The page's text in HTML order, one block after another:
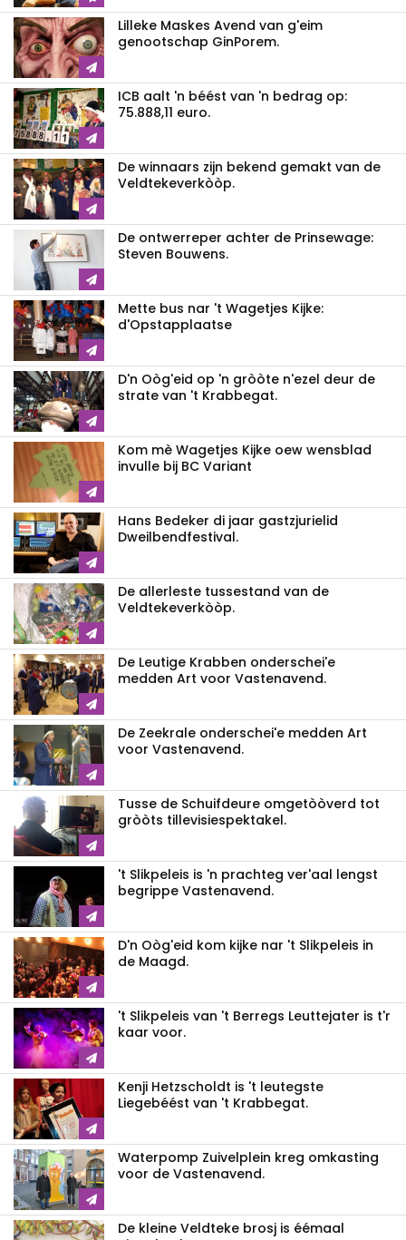
Lilleke Maskes Avend van g'eim
genootschap GinPorem.
ICB aalt 'n béést van 'n bedrag op:
75.888,11 euro.
De winnaars zijn bekend gemakt van de
Veldtekeverkòòp.
De ontwerreper achter de Prinsewage:
Steven Bouwens.
Mette bus nar 't Wagetjes Kijke:
d'Opstapplaatse
D'n Oòg'eid op 'n gròòte n'ezel deur de
strate van 't Krabbegat.
Kom mè Wagetjes Kijke oew wensblad
invulle bij BC Variant
Hans Bedeker di jaar gastzjurielid
Dweilbendfestival.
De allerleste tussestand van de
Veldtekeverkòòp.
De Leutige Krabben onderschei'e
medden Art voor Vastenavend.
De Zeekrale onderschei'e medden Art
voor Vastenavend.
Tusse de Schuifdeure omgetòòverd tot
gròòts tillevisiespektakel.
't Slikpeleis is 'n prachteg ver'aal lengst
begrippe Vastenavend.
D'n Oòg'eid kom kijke nar 't Slikpeleis in
de Maagd.
't Slikpeleis van 't Berregs Leuttejater is t'r
kaar voor.
Kenji Hetzscholdt is 't leutegste
Liegebéést van 't Krabbegat.
Waterpomp Zuivelplein kreg omkasting
voor de Vastenavend.
De kleine Veldteke brosj is éémaal